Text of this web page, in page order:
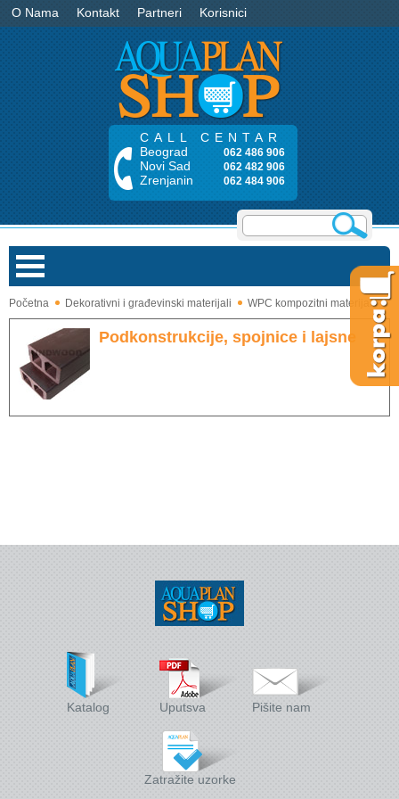
O Nama Kontakt Partneri Korisnici
CALL CENTAR
Beograd
062 486 906
Novi Sad 062 482 906
Zrenjanin 062 484 906
Bazeni
Saune
X - Adventure time
Početna Dekorativni i građevinski materijali WPC kompozitni materijali
Podkonstrukcije, spojnice i lajsne
Katalog Uputsva Pišite nam
Zatražite uzorke